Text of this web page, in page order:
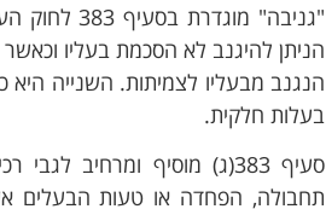
"גניבה"
הניתן להיגנב לא הסכמת בעליו
הנגנב מבעליו לצמיתות. השנייה
בעלות חלקית.
סעיף 383(ג) מוסיף ומרחיב
תחבולה, הפחדה או טעות הבעלים